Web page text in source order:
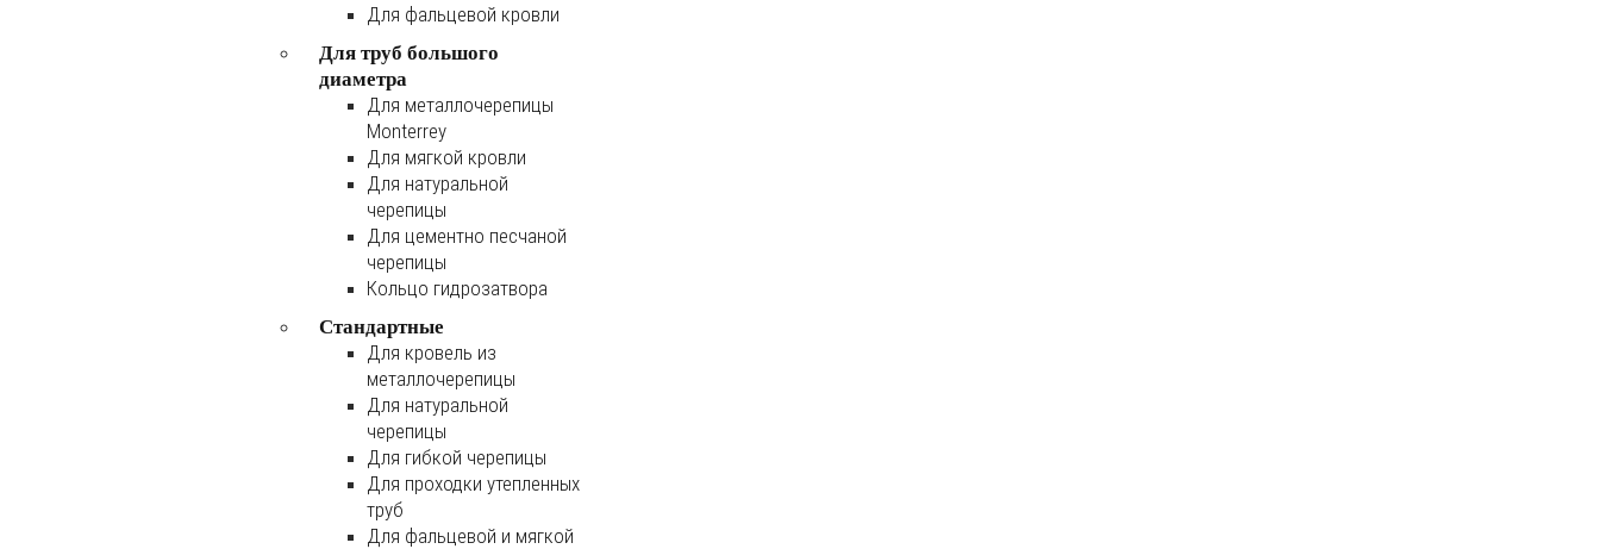
Для фальцевой кровли
Для труб большого
диаметра
Для металлочерепицы
Monterrey
Для мягкой кровли
Для натуральной
черепицы
Для цементно песчаной
черепицы
Кольцо гидрозатвора
Стандартные
Для кровель из
металлочерепицы
Для натуральной
черепицы
Для гибкой черепицы
Для проходки утепленных
труб
Для фальцевой и мягкой